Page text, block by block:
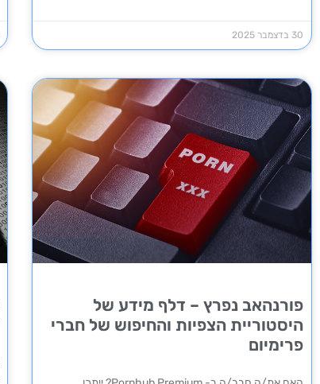
30 בדצמבר 2025
פורנהאב נפרץ – דלף מידע של
היסטוריית הצפיות והחיפוש של חברי
פרימיום